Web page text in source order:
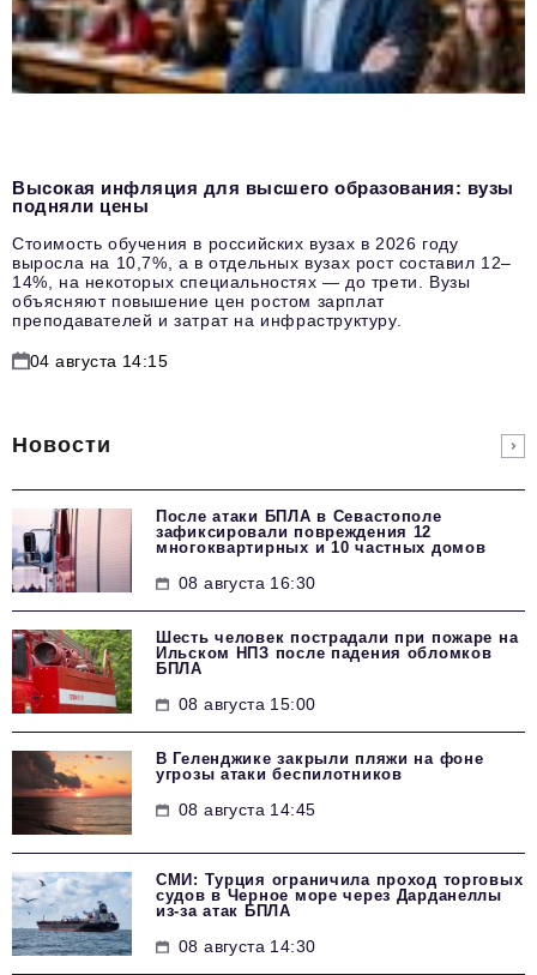
Высокая инфляция для высшего образования: вузы
подняли цены
Стоимость обучения в российских вузах в 2026 году
выросла на 10,7%, а в отдельных вузах рост составил 12–
14%, на некоторых специальностях — до трети. Вузы
объясняют повышение цен ростом зарплат
преподавателей и затрат на инфраструктуру.
04 августа 14:15
Новости
После атаки БПЛА в Севастополе
зафиксировали повреждения 12
многоквартирных и 10 частных домов
08 августа 16:30
Шесть человек пострадали при пожаре на
Ильском НПЗ после падения обломков
БПЛА
08 августа 15:00
В Геленджике закрыли пляжи на фоне
угрозы атаки беспилотников
08 августа 14:45
СМИ: Турция ограничила проход торговых
судов в Черное море через Дарданеллы
из-за атак БПЛА
08 августа 14:30